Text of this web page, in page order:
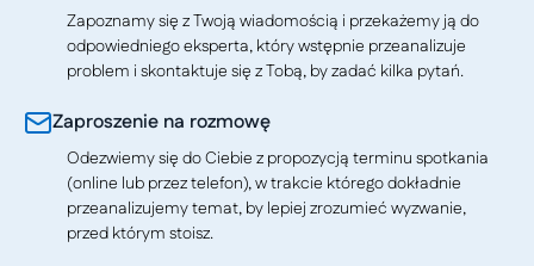
Zapoznamy się z Twoją wiadomością i przekażemy ją do
odpowiedniego eksperta, który wstępnie przeanalizuje
problem i skontaktuje się z Tobą, by zadać kilka pytań.
Zaproszenie na rozmowę
Odezwiemy się do Ciebie z propozycją terminu spotkania
(online lub przez telefon), w trakcie którego dokładnie
przeanalizujemy temat, by lepiej zrozumieć wyzwanie,
przed którym stoisz.